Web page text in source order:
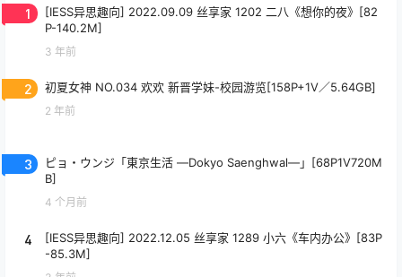
1
[IESS异思趣向] 2022.09.09 丝享家 1202 二八《想你的夜》[82
P-140.2M]
3 年前
2 初夏女神 NO.034 欢欢 新晋学妹-校园游览[158P+1V／5.64GB]
2 年前
3
ピョ・ウンジ「東京生活 ―Dokyo Saenghwal―」[68P1V720M
B]
4 个月前
4
[IESS异思趣向] 2022.12.05 丝享家 1289 小六《车内办公》[83P
-85.3M]